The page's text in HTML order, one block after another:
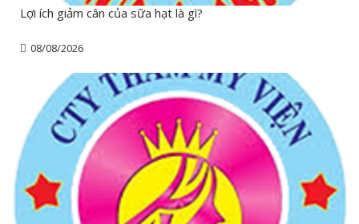
Lợi ích giảm cân của sữa hạt là gì?
08/08/2026